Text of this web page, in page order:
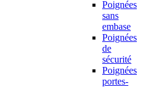
Poignées
sans
embase
Poignées
de
sécurité
Poignées
portes-